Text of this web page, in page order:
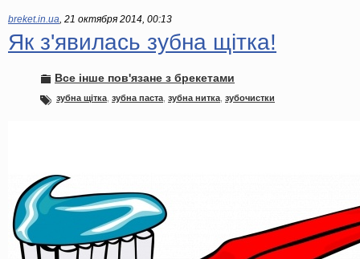
breket.in.ua, 21 октября 2014, 00:13
Як з'явилась зубна щітка!
Все інше пов'язане з брекетами
зубна щітка зубна паста зубна нитка зубочистки